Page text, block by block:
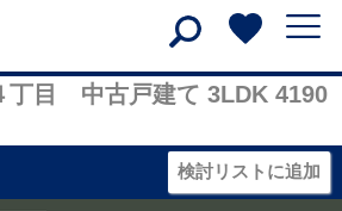
丁目 中古戸建て 3LDK 4190
検討リストに追加